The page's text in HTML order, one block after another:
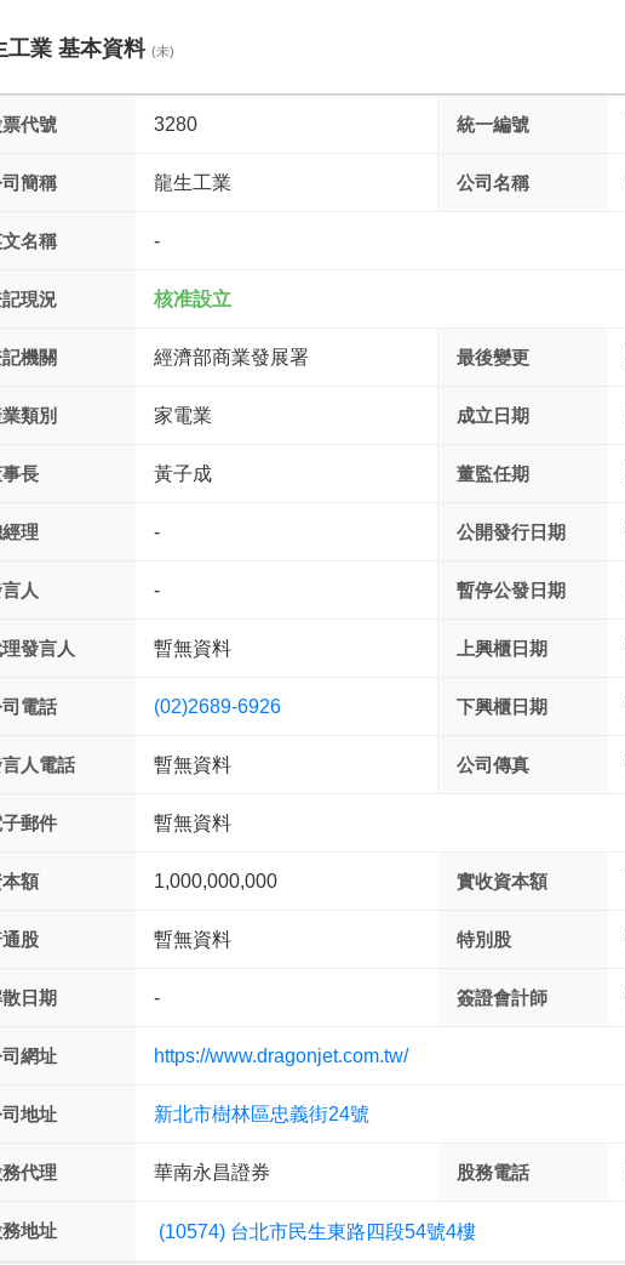
工業 基本資料(未)
代號 3280 統一編號
簡稱 龍生工業 公司名稱
名稱 -
現況 核准設立
機關 經濟部商業發展署 最後變更
類別 家電業 成立日期
長 黃子成 董監任期
理 - 公開發行日期
人 - 暫停公發日期
發言人 暫無資料 上興櫃日期
電話 (02)2689-6926 下興櫃日期
人電話 暫無資料 公司傳真
郵件 暫無資料
額 1,000,000,000 實收資本額
股 暫無資料 特別股
日期 - 簽證會計師
網址 https://www.dragonjet.com.tw/
地址 新北市樹林區忠義街24號
代理 華南永昌證券 股務電話
地址 (10574) 台北市民生東路四段54號4樓